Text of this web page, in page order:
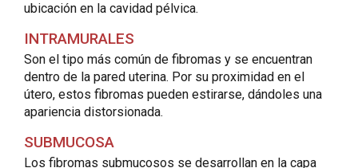
ubicación en la cavidad pélvica.
INTRAMURALES
Son el tipo más común de fibromas y se encuentran
dentro de la pared uterina. Por su proximidad en el
útero, estos fibromas pueden estirarse, dándoles una
apariencia distorsionada.
SUBMUCOSA
Los fibromas submucosos se desarrollan en la capa